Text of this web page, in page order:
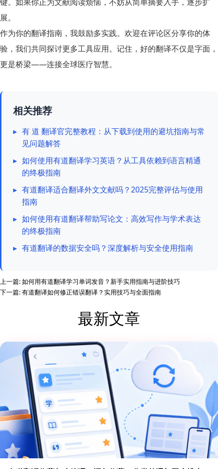
展。
作为你的翻译指南，我鼓励多实践。欢迎在评论区分享你的体
验，我们共同探讨更多工具应用。记住，好的翻译不仅是字面，
更是桥梁——连接全球医疗智慧。
相关推荐
▸ 有 道 翻译官完整教程：从下载到使用的避坑指南与常
见问题解答
▸ 如何使用有道翻译学习英语？从工具依赖到语言精通
的终极指南
▸ 有道翻译适合翻译外文文献吗？2025完整评估与使用
指南
▸ 如何使用有道翻译帮助写论文：高效写作与学术表达
的终极指南
▸ 有道翻译的数据安全吗？深度解析与安全使用指南
上一篇:如何用有道翻译学习单词发音？新手实用指南与进阶技巧
下一篇:有道翻译如何修正错误翻译？实用技巧与全面指南
最新文章